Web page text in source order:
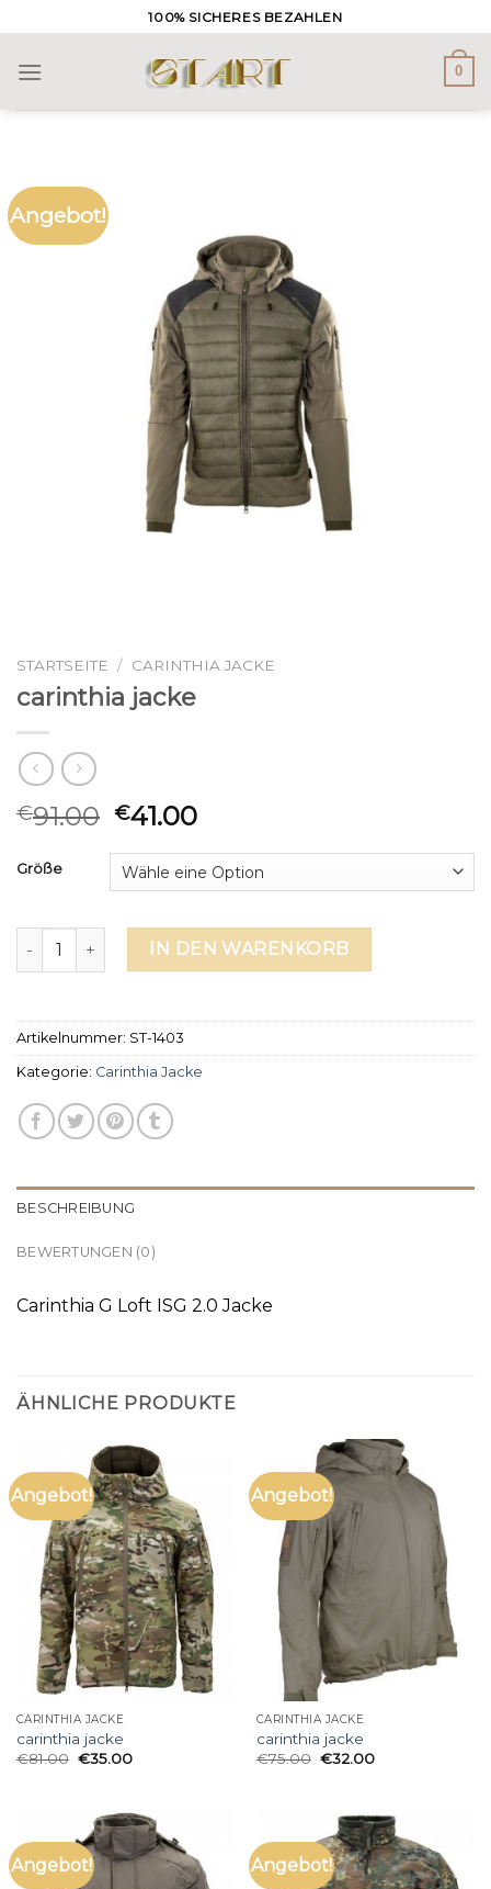
to
content
100% SICHERES BEZAHLEN
0
Angebot!
STARTSEITE / CARINTHIA JACKE
carinthia jacke
€91.00 €41.00
Größe
carinthia jacke MengeIN DEN WARENKORB
Artikelnummer: ST-1403
Kategorie: Carinthia Jacke
BESCHREIBUNG
BEWERTUNGEN (0)
Carinthia G Loft ISG 2.0 Jacke
ÄHNLICHE PRODUKTE
Angebot!
CARINTHIA JACKE
carinthia jacke
€81.00 €35.00
Angebot!
CARINTHIA JACKE
carinthia jacke
€75.00 €32.00
Angebot! Angebot!